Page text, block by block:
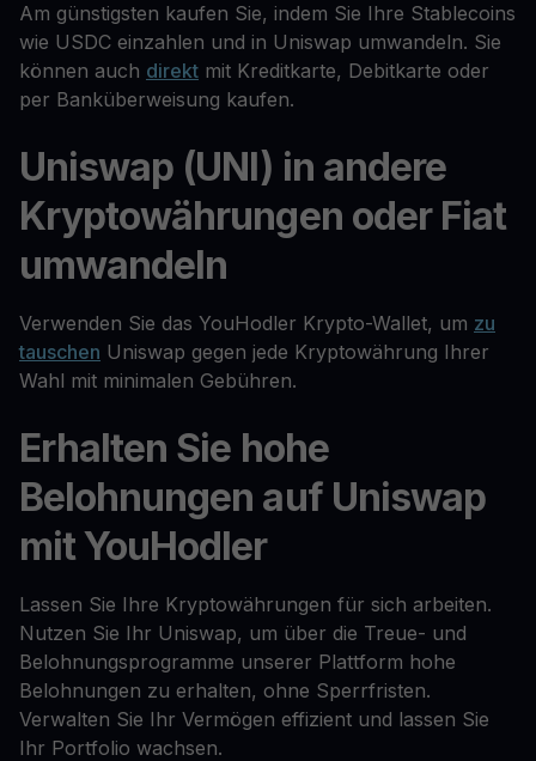
Am günstigsten kaufen Sie, indem Sie Ihre Stablecoins
wie USDC einzahlen und in Uniswap umwandeln. Sie
können auch direkt mit Kreditkarte, Debitkarte oder
per Banküberweisung kaufen.
Uniswap (UNI) in andere
Kryptowährungen oder Fiat
umwandeln
Verwenden Sie das YouHodler Krypto-Wallet, um zu
tauschen Uniswap gegen jede Kryptowährung Ihrer
Wahl mit minimalen Gebühren.
Erhalten Sie hohe
Belohnungen auf Uniswap
mit YouHodler
Lassen Sie Ihre Kryptowährungen für sich arbeiten.
Nutzen Sie Ihr Uniswap, um über die Treue- und
Belohnungsprogramme unserer Plattform hohe
Belohnungen zu erhalten, ohne Sperrfristen.
Verwalten Sie Ihr Vermögen effizient und lassen Sie
Ihr Portfolio wachsen.